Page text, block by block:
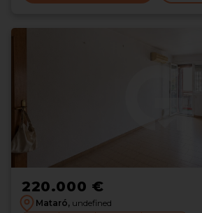
220.000 €
Mataró, undefined